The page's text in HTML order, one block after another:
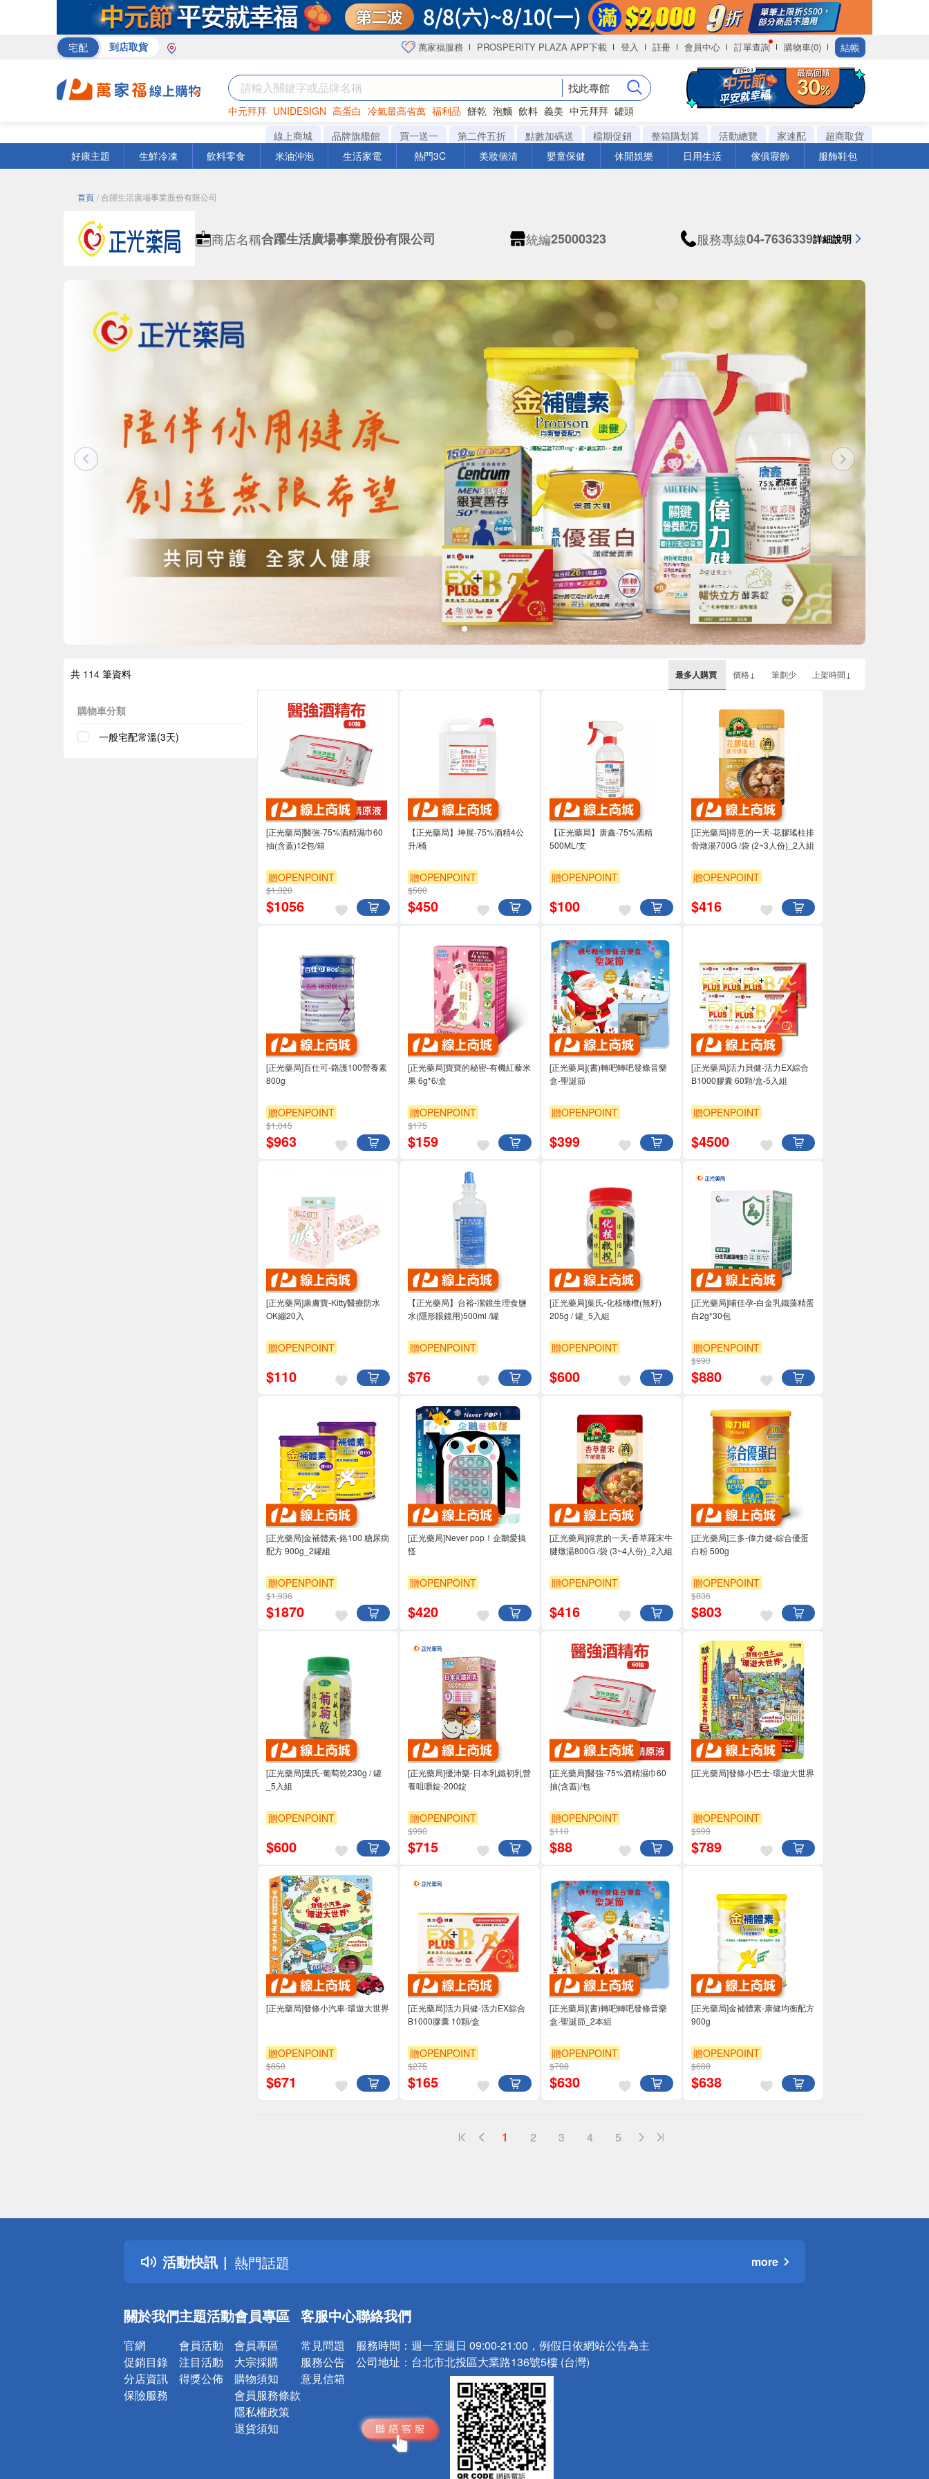
宅配 到店取貨 萬家福服務 PROSPERITY PLAZA APP下載 登入 註冊 會員中心 訂單查詢 購物車(0) 結帳
找此專館
中元拜拜 UNIDESIGN 高蛋白 冷氣最高省萬 福利品 餅乾 泡麵 飲料 義美 中元拜拜 罐頭
巧克力 衛生紙 咖啡
線上商城 品牌旗艦館 買一送一 第二件五折 點數加碼送 檔期促銷 整箱購划算 活動總覽 家速配
超商取貨
好康主題
生鮮冷凍 飲料零食 米油沖泡 生活家電 熱門3C 美妝個清 嬰童保健 休閒娛樂 日用生活 傢俱寢飾 服飾鞋包
首頁 / 合躍生活廣場事業股份有限公司
商店名稱合躍生活廣場事業股份有限公司 統編25000323 服務專線04-7636339詳細說明
共 114 筆資料 最多人購買 價格↓ 筆劃少 上架時間↓
購物車分類
一般宅配常溫(3天)
[正光藥局]醫強-75%酒精濕巾60
抽(含蓋)12包/箱
贈OPENPOINT
$1,320
$1056
【正光藥局】坤展-75%酒精4公
升/桶
贈OPENPOINT
$500
$450
【正光藥局】唐鑫-75%酒精
500ML/支
贈OPENPOINT
$100
[正光藥局]得意的一天-花膠瑤柱排
骨燉湯700G /袋 (2~3人份)_2入組
贈OPENPOINT
$416
[正光藥局]百仕可-鉻護100營養素
800g
贈OPENPOINT
$1,045
$963
[正光藥局]寶寶的秘密-有機紅藜米
果 6g*6/盒
贈OPENPOINT
$175
$159
[正光藥局](書)轉吧轉吧發條音樂
盒-聖誕節
贈OPENPOINT
$399
[正光藥局]活力貝健-活力EX綜合
B1000膠囊 60顆/盒-5入組
贈OPENPOINT
$4500
[正光藥局]康膚寶-Kitty醫療防水
OK繃20入
贈OPENPOINT
$110
【正光藥局】台裕-潔鏡生理食鹽
水(隱形眼鏡用)500ml /罐
贈OPENPOINT
$76
[正光藥局]葉氏-化核橄欖(無籽)
205g / 罐_5入組
贈OPENPOINT
$600
[正光藥局]哺佳孕-白金乳鐵藻精蛋
白2g*30包
贈OPENPOINT
$990
$880
[正光藥局]金補體素-鉻100 糖尿病
配方 900g_2罐組
贈OPENPOINT
$1,936
$1870
[正光藥局]Never pop！企鵝愛搞
怪
贈OPENPOINT
$420
[正光藥局]得意的一天-香草羅宋牛
腱燉湯800G /袋 (3~4人份)_2入組
贈OPENPOINT
$416
[正光藥局]三多-偉力健-綜合優蛋
白粉 500g
贈OPENPOINT
$836
$803
[正光藥局]葉氏-葡萄乾230g / 罐
_5入組
贈OPENPOINT
$600
[正光藥局]優沛樂-日本乳鐵初乳營
養咀嚼錠-200錠
贈OPENPOINT
$990
$715
[正光藥局]醫強-75%酒精濕巾60
抽(含蓋)/包
贈OPENPOINT
$110
$88
[正光藥局]發條小巴士-環遊大世界
贈OPENPOINT
$999
$789
[正光藥局]發條小汽車-環遊大世界
贈OPENPOINT
$850
$671
[正光藥局]活力貝健-活力EX綜合
B1000膠囊 10顆/盒
贈OPENPOINT
$275
$165
[正光藥局](書)轉吧轉吧發條音樂
盒-聖誕節_2本組
贈OPENPOINT
$798
$630
[正光藥局]金補體素-康健均衡配方
900g
贈OPENPOINT
$688
$638
1 2 3 4 5
活動快訊
詐騙網頁！請小心！
得獎公告
熱門話題
銀行優惠
詐騙網頁！請小心！
more
關於我們
官網
促銷目錄
分店資訊
保險服務
主題活動
會員活動
注目活動
得獎公佈
會員專區
會員專區
大宗採購
購物須知
會員服務條款
隱私權政策
退貨須知
客服中心
常見問題
服務公告
意見信箱
聯絡我們
服務時間： 週一至週日 09:00-21:00，例假日依網站公告為主
公司地址： 台北市北投區大業路136號5樓 (台灣)